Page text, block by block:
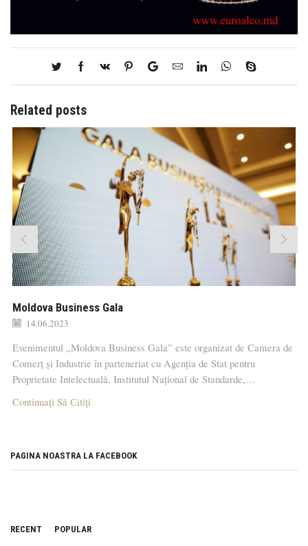
Related posts
Moldova Business Gala
14.06.2023
Evenimentul „Moldova Business Gala” este organizat de Camera de
Comerț și Industrie în parteneriat cu Agenția de Stat pentru
Proprietate Intelectuală, Institutul Național de Standarde,…
Continuați Să Сitiți
PAGINA NOASTRA LA FACEBOOK
RECENT POPULAR